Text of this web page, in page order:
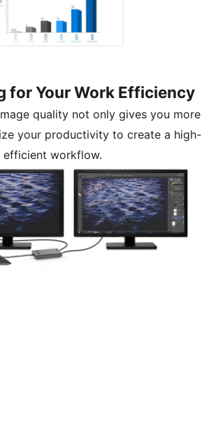
for Your Work Efficiency
quality not only gives you more
your productivity to create a high-
efficient workflow.